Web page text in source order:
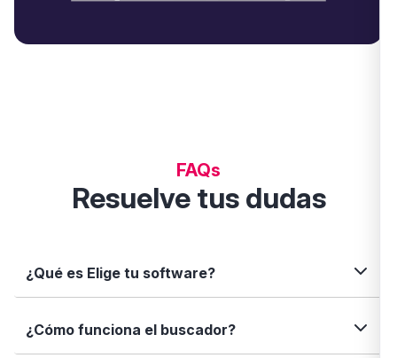
FAQs
Resuelve tus dudas
¿Qué es Elige tu software?
Elige tu software es una plataforma independiente
que te permite descubrir, comparar y analizar
¿Cómo funciona el buscador?